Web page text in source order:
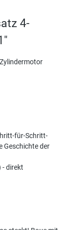
4-
für-Schritt-
Geschichte der
- direkt